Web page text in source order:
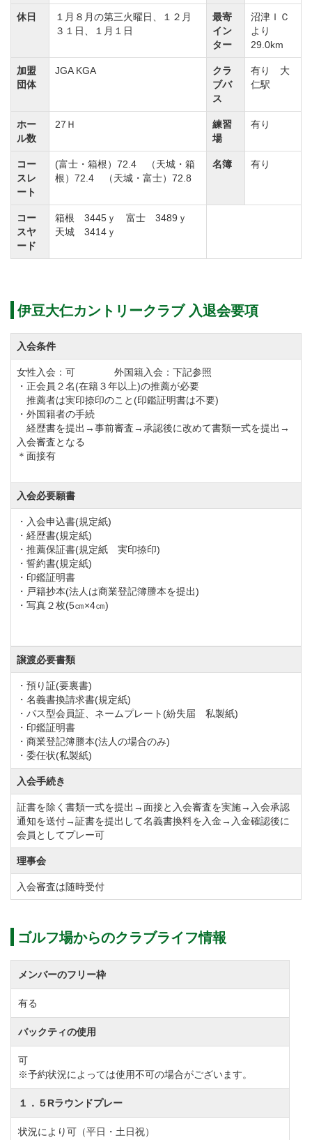
・国内外を問わず、犯罪行為により有罪判決を受け
た者でないこと。
休日
１月８月の第三火曜日、１２月
３１日、１月１日
最寄
イン
ター
沼津ＩＣ
より
29.0km
加盟
団体
JGA KGA
クラ
ブバ
ス
有り 大
仁駅
ホー
ル数
27Ｈ
練習
場
有り
コー
スレ
ート
(富士・箱根）72.4 （天城・箱
根）72.4 （天城・富士）72.8
名簿 有り
コー
スヤ
ード
箱根 3445ｙ 富士 3489ｙ
天城 3414ｙ
伊豆大仁カントリークラブ 入退会要項
入会条件
女性入会：可 外国籍入会：下記参照
・正会員２名(在籍３年以上)の推薦が必要
推薦者は実印捺印のこと(印鑑証明書は不要)
・外国籍者の手続
経歴書を提出→事前審査→承認後に改めて書類一式を提出→
入会審査となる
＊面接有
入会必要願書
・入会申込書(規定紙)
・経歴書(規定紙)
・推薦保証書(規定紙 実印捺印)
・誓約書(規定紙)
・印鑑証明書
・戸籍抄本(法人は商業登記簿謄本を提出)
・写真２枚(5㎝×4㎝)
譲渡必要書類
・預り証(要裏書)
・名義書換請求書(規定紙)
・パス型会員証、ネームプレート(紛失届 私製紙)
・印鑑証明書
・商業登記簿謄本(法人の場合のみ)
・委任状(私製紙)
入会手続き
証書を除く書類一式を提出→面接と入会審査を実施→入会承認
通知を送付→証書を提出して名義書換料を入金→入金確認後に
会員としてプレー可
理事会
入会審査は随時受付
ゴルフ場からのクラブライフ情報
メンバーのフリー枠
有る
バックティの使用
可
※予約状況によっては使用不可の場合がございます。
１．５Rラウンドプレー
状況により可（平日・土日祝）